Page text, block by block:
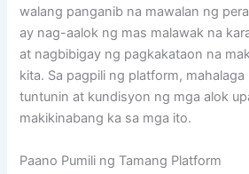
walang panganib na mawalan ng
ay nag-aalok ng mas malawak na
at nagbibigay ng pagkakataon na
kita. Sa pagpili ng platform,
tuntunin at kundisyon ng mga alok
makikinabang ka sa mga ito.
Paano Pumili ng Tamang Platform